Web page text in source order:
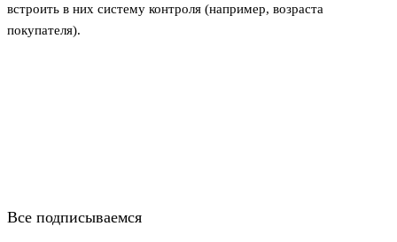
встроить в них систему контроля (например, возраста
покупателя).
Все подписываемся